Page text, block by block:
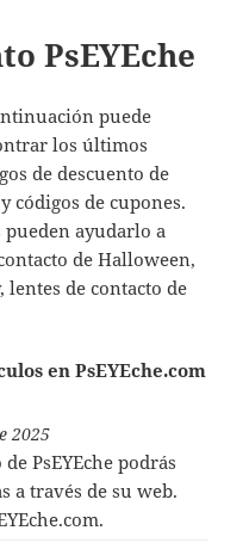
PsEYEche
puede
los últimos
de descuento de
códigos de cupones.
pueden ayudarlo a
de Halloween,
lentes de contacto de
en PsEYEche.com
2025
PsEYEche podrás
a través de su web.